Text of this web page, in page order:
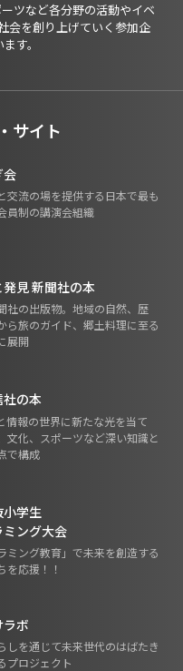
ツなど各分野の活動やイベ
会を創り上げていく参加企
す。
サイト
会
交流の場を提供する日本で最も
員制の講演会組織
見 新聞社の本
社の出版物。地域の自然、歴
ら旅のガイド、郷土料理に至る
展開
の本
情報の世界に新たな光を当て
文化、スポーツなど深い知識と
で構成
小学生
ミング大会
ミング教育」で未来を創造する
を応援！！
ボ
しを通じて未来世代のはばたき
プロジェクト